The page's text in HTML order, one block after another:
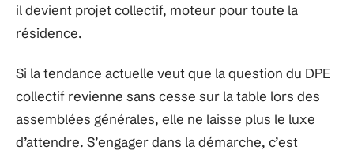
il devient projet collectif, moteur pour toute la
résidence.
Si la tendance actuelle veut que la question du DPE
collectif revienne sans cesse sur la table lors des
assemblées générales, elle ne laisse plus le luxe
d’attendre. S’engager dans la démarche, c’est